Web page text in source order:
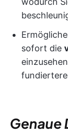
sofort die
Genaue